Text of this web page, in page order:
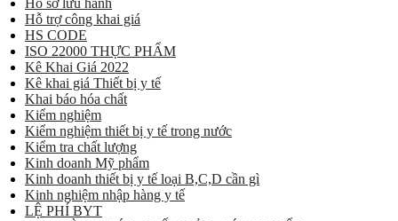
Hỗ trợ công khai giá
HS CODE
ISO 22000 THỰC PHẨM
Kê Khai Giá 2022
Kê khai giá Thiết bị y tế
Khai báo hóa chất
Kiểm nghiệm
Kiểm nghiệm thiết bị y tế trong nước
Kiểm tra chất lượng
Kinh doanh Mỹ phẩm
Kinh doanh thiết bị y tế loại B,C,D cần gì
Kinh nghiệm nhập hàng y tế
LỆ PHÍ BYT